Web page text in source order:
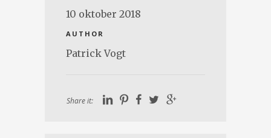
10 oktober 2018
AUTHOR
Patrick Vogt
Share it: